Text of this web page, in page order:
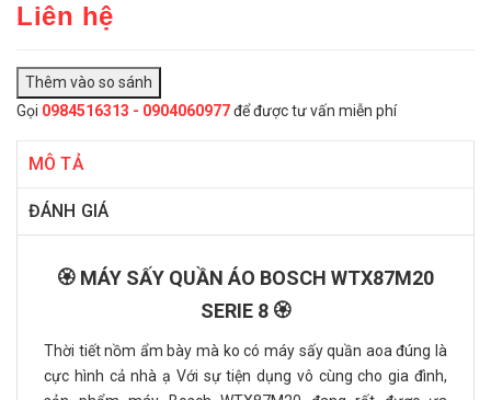
Liên hệ
Gọi 0984516313 - 0904060977để được tư vấn miễn phí
MÔ TẢ
ĐÁNH GIÁ
🏵️ MÁY SẤY QUẦN ÁO BOSCH WTX87M20
SERIE 8 🏵️
Thời tiết nồm ẩm bày mà ko có máy sấy quần aoa đúng là
cực hình cả nhà ạ Với sự tiện dụng vô cùng cho gia đình,